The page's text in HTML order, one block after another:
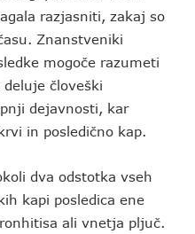
razjasniti, zakaj so
Znanstveniki
mogoče razumeti
človeški
dejavnosti, kar
in posledično kap.
dva odstotka vseh
kapi posledica ene
ali vnetja pljuč.